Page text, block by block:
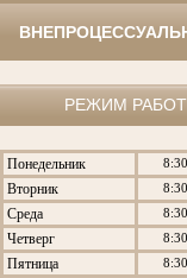
РЕЖИМ
Понедельник
Вторник
Среда
Четверг
Пятница